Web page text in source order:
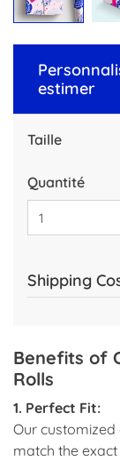
estimer
Taille
Quantité
Shipping
Benefits of
Rolls
1. Perfect Fit:
Our
match the